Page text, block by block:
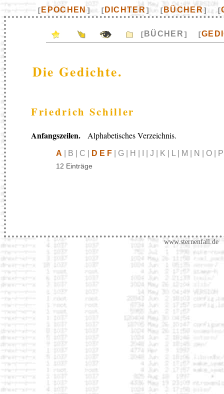
[ EPOCHEN ] [ DICHTER] [ BÜCHER] [
[ BÜCHER] [
Die Gedichte.
Friedrich Schiller
Anfangszeilen. Alphabetisches Verzeichnis.
A | B | C | D E F | G | H | I | J | K | L | M | N | O |
12 Einträge
www.sternenfall.de